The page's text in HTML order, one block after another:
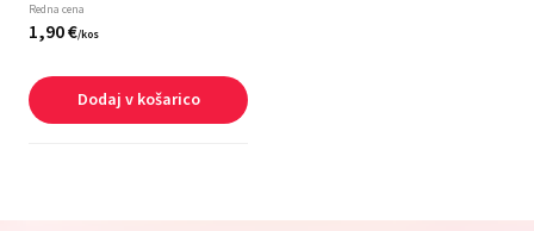
Redna cena
1,90€/kos
Dodaj v košarico